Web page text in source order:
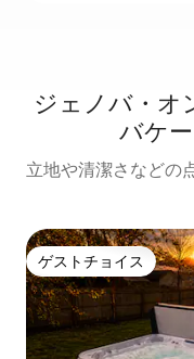
ジェノバ・オ
バケ
立地や清潔さなどの
ゲストチョイス
ゲストチョイス